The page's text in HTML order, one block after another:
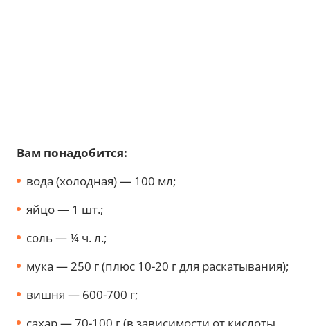
Вам понадобится:
вода (холодная) — 100 мл;
яйцо — 1 шт.;
соль — ¼ ч. л.;
мука — 250 г (плюс 10-20 г для раскатывания);
вишня — 600-700 г;